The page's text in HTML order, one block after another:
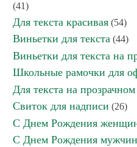
(41)
Для текста красивая (54)
Виньетки для текста (44)
Виньетки для текста на
Школьные рамочки для
Для текста на
Свиток для надписи (26)
С Днем Рождения
С Днем Рождения